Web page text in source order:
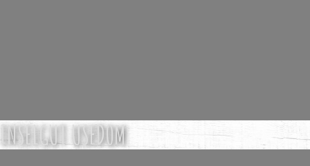
INSELGUT USEDOM